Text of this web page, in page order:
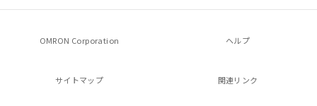
OMRON Corporation ヘルプ
サイトマップ 関連リンク